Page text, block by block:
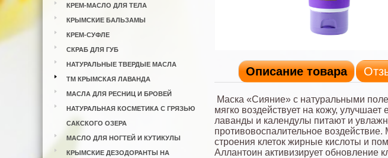
КРЕМ-МАСЛО ДЛЯ ТЕЛА
КРЫМСКИЕ БАЛЬЗАМЫ
КРЕМ-СУФЛЕ
СКРАБ ДЛЯ ГУБ
НАТУРАЛЬНЫЕ ТВЕРДЫЕ МАСЛА
ТМ КРЫМСКАЯ ЛАВАНДА
МАСЛА ДЛЯ РЕСНИЦ И БРОВЕЙ
НАТУРАЛЬНАЯ КОСМЕТИКА С ГРЯЗЬЮ
САКСКОГО ОЗЕРА
МАСЛО ДЛЯ НОГТЕЙ И КУТИКУЛЫ
КРЫМСКИЕ ДЕЗОДОРАНТЫ НА
Описание товара
Маска «Сияние» с натуральными
мягко воздействует на кожу,
лаванды и календулы питают и
противовоспалительное
строения клеток жирные кислоты и
Аллантоин активизирует обновление